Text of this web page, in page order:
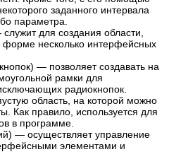
заданного интервала
параметра.
для создания области,
несколько интерфейсных
— позволяет создавать на
рамки для
радиокнопок.
область, на которой можно
Как правило, используется для
в программе.
— осуществляет управление
элементами и